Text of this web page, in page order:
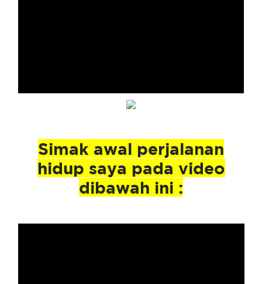
Simak awal perjalanan
hidup saya pada video
dibawah ini :